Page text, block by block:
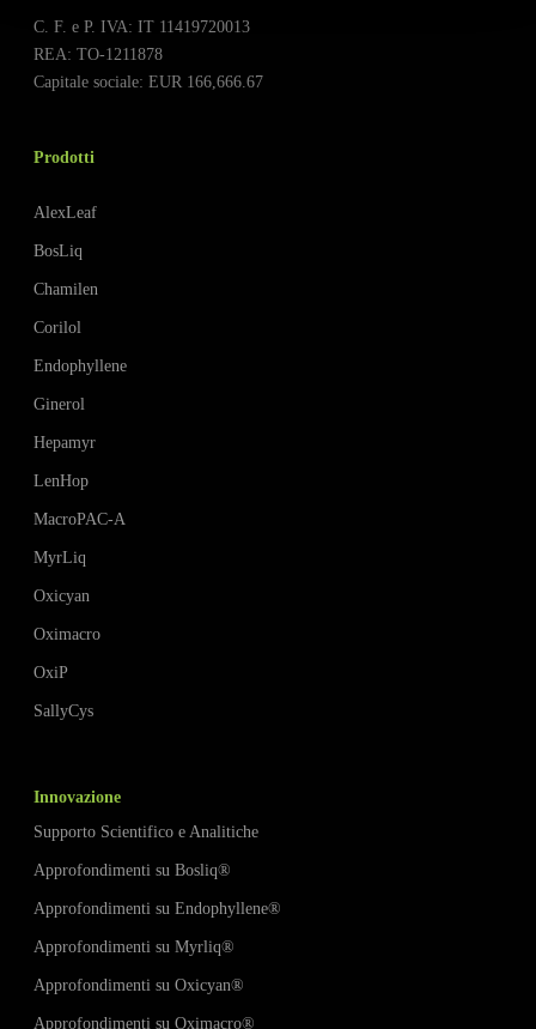
C. F. e P. IVA: IT 11419720013
REA: TO-1211878
Capitale sociale: EUR 166,666.67
Prodotti
AlexLeaf
BosLiq
Chamilen
Corilol
Endophyllene
Ginerol
Hepamyr
LenHop
MacroPAC-A
MyrLiq
Oxicyan
Oximacro
OxiP
SallyCys
Innovazione
Supporto Scientifico e Analitiche
Approfondimenti su Bosliq®
Approfondimenti su Endophyllene®
Approfondimenti su Myrliq®
Approfondimenti su Oxicyan®
Approfondimenti su Oximacro®